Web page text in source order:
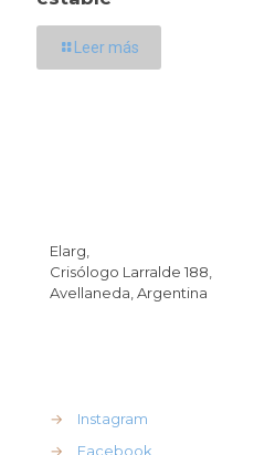
Leer más
Elarg,
Crisólogo Larralde 188,
Avellaneda, Argentina
→
Instagram
→
Facebook